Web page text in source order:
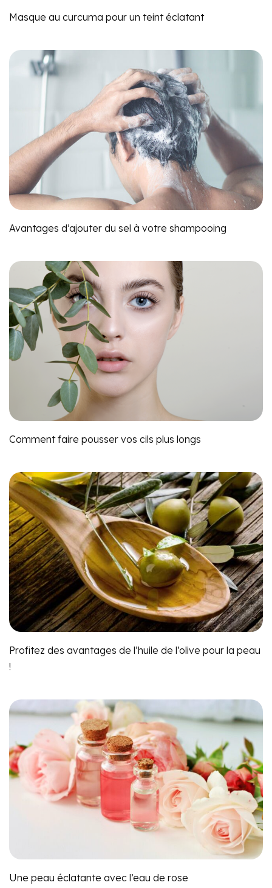
Masque au curcuma pour un teint éclatant
Avantages d’ajouter du sel à votre shampooing
Comment faire pousser vos cils plus longs
Profitez des avantages de l’huile de l’olive pour la peau
!
Une peau éclatante avec l’eau de rose